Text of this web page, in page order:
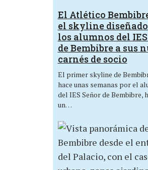
El Atlético
el skyline
los alumnos del
de Bembibre a sus
carnés de socio
El primer skyline de
hace unas semanas por el
del IES Señor de Bembibre,
un…